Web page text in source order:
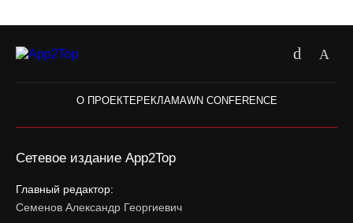
О ПРОЕКТЕРЕКЛАМАWN CONFERENCE
Сетевое издание App2Top
Главный редактор:
Семенов Александр Георгиевич